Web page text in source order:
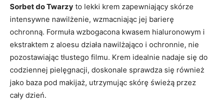
Sorbet do Twarzy to lekki krem zapewniający skórze
intensywne nawilżenie, wzmacniając jej barierę
ochronną. Formuła wzbogacona kwasem hialuronowym i
ekstraktem z aloesu działa nawilżająco i ochronnie, nie
pozostawiając tłustego filmu. Krem idealnie nadaje się do
codziennej pielęgnacji, doskonale sprawdza się również
jako baza pod makijaż, utrzymując skórę świeżą przez
cały dzień.